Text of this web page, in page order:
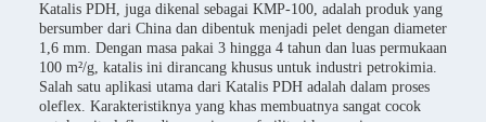
Katalis PDH, juga dikenal sebagai KMP-100, adalah produk yang
bersumber dari China dan dibentuk menjadi pelet dengan diameter
1,6 mm. Dengan masa pakai 3 hingga 4 tahun dan luas permukaan
100 m²/g, katalis ini dirancang khusus untuk industri petrokimia.
Salah satu aplikasi utama dari Katalis PDH adalah dalam proses
oleflex. Karakteristiknya yang khas membuatnya sangat cocok